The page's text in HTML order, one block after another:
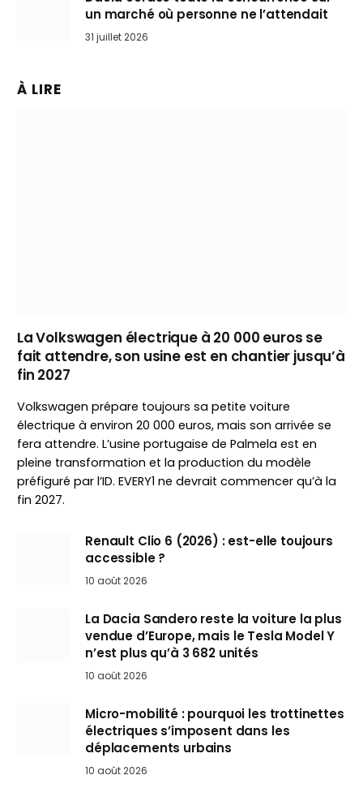
un marché où personne ne l’attendait
31 juillet 2026
À LIRE
La Volkswagen électrique à 20 000 euros se
fait attendre, son usine est en chantier jusqu’à
fin 2027
Volkswagen prépare toujours sa petite voiture
électrique à environ 20 000 euros, mais son arrivée se
fera attendre. L’usine portugaise de Palmela est en
pleine transformation et la production du modèle
préfiguré par l’ID. EVERY1 ne devrait commencer qu’à la
fin 2027.
Renault Clio 6 (2026) : est-elle toujours
accessible ?
10 août 2026
La Dacia Sandero reste la voiture la plus
vendue d’Europe, mais le Tesla Model Y
n’est plus qu’à 3 682 unités
10 août 2026
Micro-mobilité : pourquoi les trottinettes
électriques s’imposent dans les
déplacements urbains
10 août 2026